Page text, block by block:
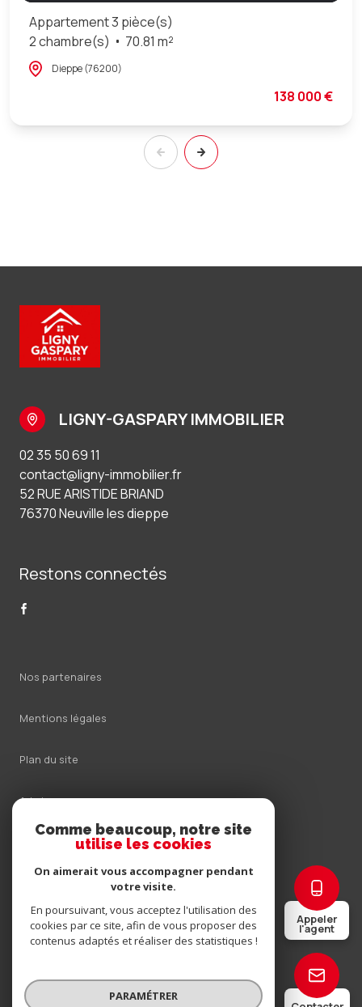
Appeler
l'agent
Appartement 3 pièce(s)
2 chambre(s)
70.81 m²
Dieppe (76200)
138 000 €
LIGNY-GASPARY IMMOBILIER
02 35 50 69 11
contact@ligny-immobilier.fr
52 RUE ARISTIDE BRIAND
76370 Neuville les dieppe
Restons connectés
Nos partenaires
Mentions légales
Plan du site
Admin
Nos honoraires
Cookies
© 2026 | Tous droits réservés
Comme beaucoup, notre site
utilise les cookies
On aimerait vous accompagner pendant
votre visite.
En poursuivant, vous acceptez l'utilisation des
cookies par ce site, afin de vous proposer des
contenus adaptés et réaliser des statistiques !
PARAMÉTRER